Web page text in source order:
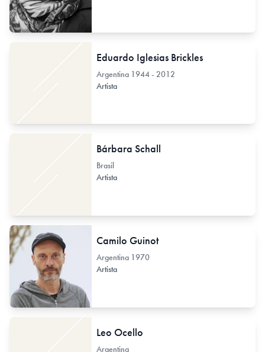
Eduardo Iglesias Brickles
Argentina 1944 - 2012
Artista
Bárbara Schall
Brasil
Artista
Camilo Guinot
Argentina 1970
Artista
Leo Ocello
Argentina